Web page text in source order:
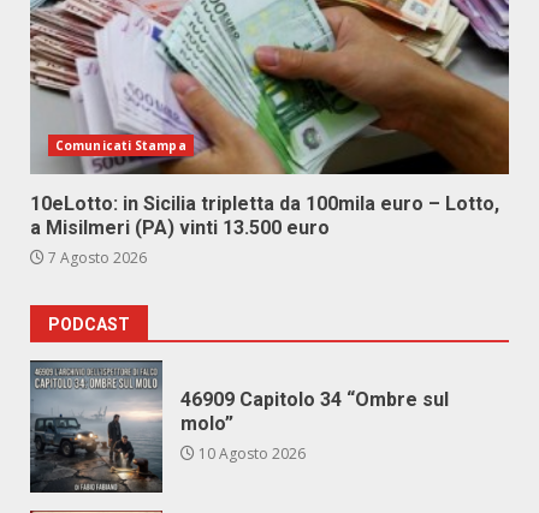
Comunicati Stampa
10eLotto: in Sicilia tripletta da 100mila euro – Lotto,
a Misilmeri (PA) vinti 13.500 euro
7 Agosto 2026
PODCAST
46909 Capitolo 34 “Ombre sul
molo”
10 Agosto 2026